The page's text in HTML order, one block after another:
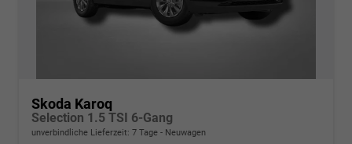
Skoda Karoq
Selection 1.5 TSI 6-Gang
unverbindliche Lieferzeit: 7 Tage Neuwagen